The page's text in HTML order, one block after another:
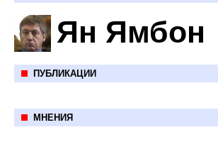
Ян Ямбон
ПУБЛИКАЦИИ
МНЕНИЯ